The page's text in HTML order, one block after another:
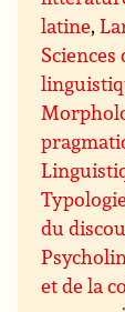
latine,
Sciences
du
et de la